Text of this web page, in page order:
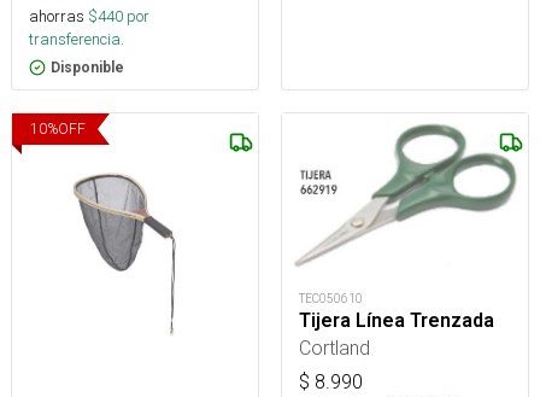
ahorras $440 por
transferencia.
Disponible
10%OFF
TEC050610
Tijera Línea Trenzada
Cortland
$ 8.990